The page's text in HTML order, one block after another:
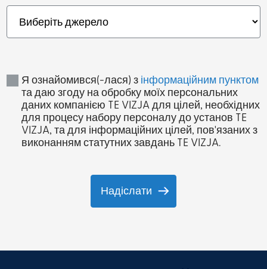
Я ознайомився(-лася) з інформаційним пунктом
та даю згоду на обробку моїх персональних
даних компанією TE VIZJA для цілей, необхідних
для процесу набору персоналу до установ TE
VIZJA, та для інформаційних цілей, пов'язаних з
виконанням статутних завдань TE VIZJA.